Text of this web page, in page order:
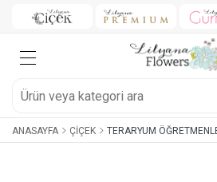
ANASAYFA ÇIÇEK TERARYUM